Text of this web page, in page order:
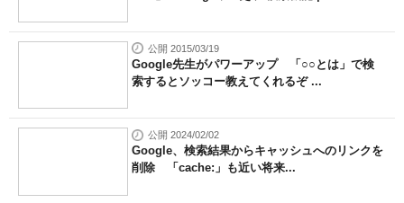
公開 2015/03/19
Google先生がパワーアップ 「○○とは」で検
索するとソッコー教えてくれるぞ ...
公開 2024/02/02
Google、検索結果からキャッシュへのリンクを
削除 「cache:」も近い将来...